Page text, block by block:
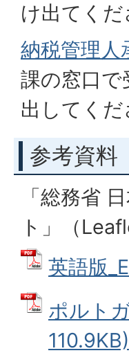
け出てくだ
納税管理人
課の窓口で
出してくだ
参考資料
「総務省
ト」（
英語版
ポルト
110.9KB)